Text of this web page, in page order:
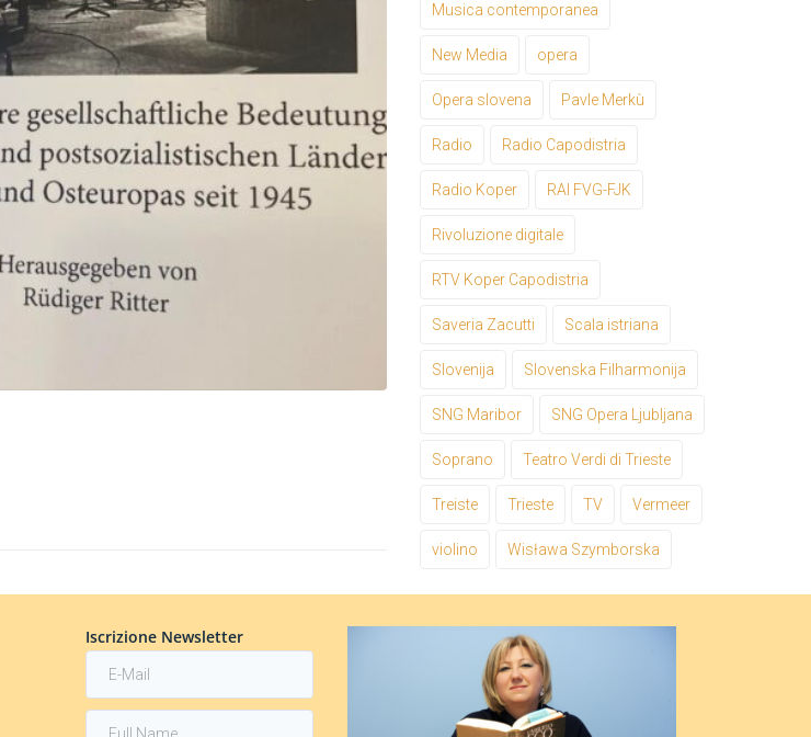
Musica contemporanea
New Media opera
Opera slovena Pavle Merkù
Radio Radio Capodistria
Radio Koper RAI FVG-FJK
Rivoluzione digitale
RTV Koper Capodistria
Saveria Zacutti Scala istriana
Slovenija Slovenska Filharmonija
SNG Maribor SNG Opera Ljubljana
Soprano Teatro Verdi di Trieste
Treiste Trieste TV Vermeer
violino Wisława Szymborska
Iscrizione Newsletter